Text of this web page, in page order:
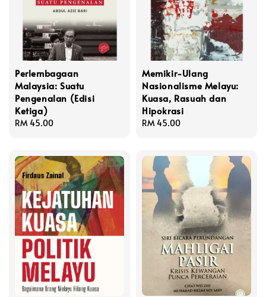
Perlembagaan
Malaysia: Suatu
Pengenalan (Edisi
Ketiga)
Regular
RM 45.00
Memikir-Ulang
Nasionalisme Melayu:
Kuasa, Rasuah dan
Hipokrasi
Regular
RM 45.00